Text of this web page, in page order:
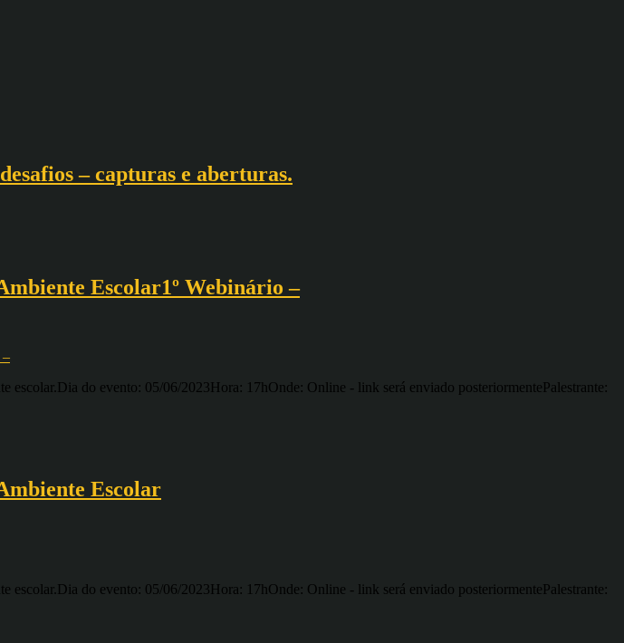
– capturas e aberturas.
Escolar1º Webinário –
escolar.Dia do evento: 05/06/2023Hora: 17hOnde: Online - link será enviado posteriormentePalestrante:
Escolar
escolar.Dia do evento: 05/06/2023Hora: 17hOnde: Online - link será enviado posteriormentePalestrante: